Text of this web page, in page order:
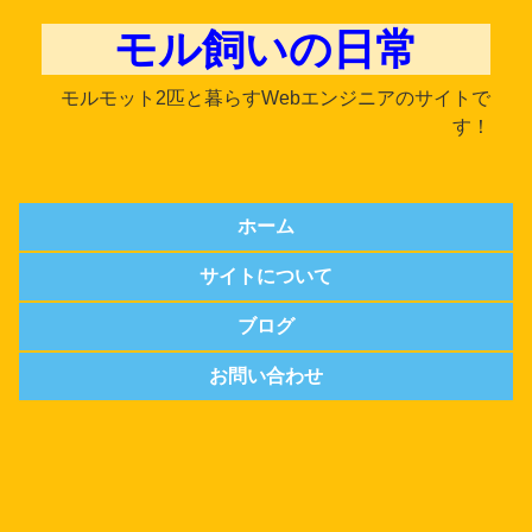
モル飼いの日常
モルモット2匹と暮らすWebエンジニアのサイトで
す！
ホーム
サイトについて
ブログ
お問い合わせ